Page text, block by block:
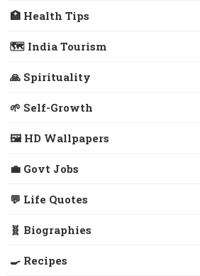
🏥 Health Tips
🗺️ India Tourism
🙏 Spirituality
🌱 Self-Growth
🖼️ HD Wallpapers
💼 Govt Jobs
💬 Life Quotes
🧬 Biographies
🍳 Recipes